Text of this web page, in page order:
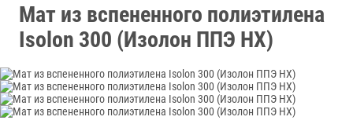
Мат из вспененного полиэтилена
Isolon 300 (Изолон ППЭ НХ)